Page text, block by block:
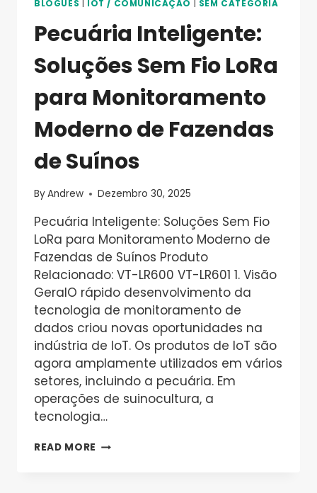
BLOGUES IOT / COMUNICAÇÃO SEM CATEGORIA
Pecuária Inteligente:
Soluções Sem Fio LoRa
para Monitoramento
Moderno de Fazendas
de Suínos
ByAndrew Dezembro 30, 2025
Pecuária Inteligente: Soluções Sem Fio
LoRa para Monitoramento Moderno de
Fazendas de Suínos Produto
Relacionado: VT-LR600 VT-LR601 1. Visão
GeralO rápido desenvolvimento da
tecnologia de monitoramento de
dados criou novas oportunidades na
indústria de IoT. Os produtos de IoT são
agora amplamente utilizados em vários
setores, incluindo a pecuária. Em
operações de suinocultura, a
tecnologia…
READ MORE PECUÁRIA